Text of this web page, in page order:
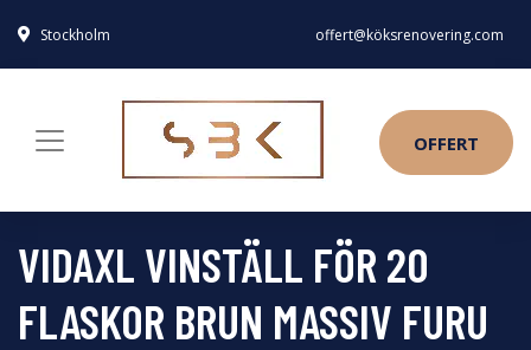
Stockholm offert@köksrenovering.com
OFFERT
VIDAXL VINSTÄLL FÖR 20
FLASKOR BRUN MASSIV FURU